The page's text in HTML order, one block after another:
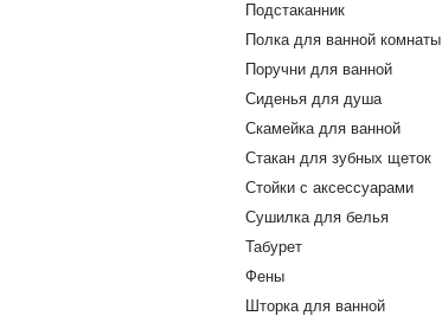
Подстаканник
Полка для ванной комнаты
Поручни для ванной
Сиденья для душа
Скамейка для ванной
Стакан для зубных щеток
Стойки с аксессуарами
Сушилка для белья
Табурет
Фены
Шторка для ванной